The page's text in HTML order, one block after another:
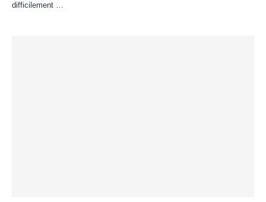
difficilement …